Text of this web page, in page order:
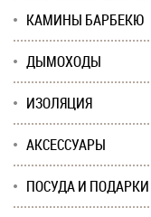
КАМИНЫ БАРБЕКЮ
ДЫМОХОДЫ
ИЗОЛЯЦИЯ
АКСЕССУАРЫ
ПОСУДА И